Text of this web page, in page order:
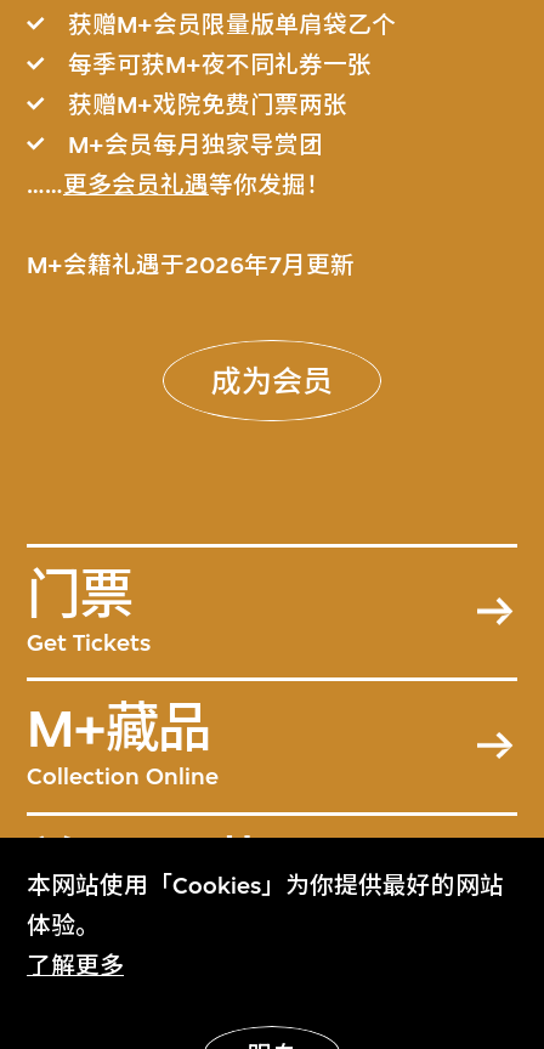
本网站使用「Cookies」为你提供最好的网站
体验。
了解更多
获赠M+会员限量版单肩袋乙个
每季可获M+夜不同礼券一张
获赠M+戏院免费门票两张
M+会员每月独家导赏团
……更多会员礼遇等你发掘！
M+会籍礼遇于2026年7月更新
成为会员
门票
Get Tickets
M+藏品
Collection Online
关于M+藏品
About the Collection
M+杂志